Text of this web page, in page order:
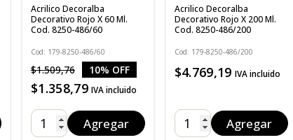
Acrilico Decoralba
Decorativo Rojo X 60 Ml.
Cod. 8250-486/60
Cod: 179-8250-486/60
$1.509,76 10% OFF
$1.358,79 IVA incluido
Agregar
Acrilico Decoralba
Decorativo Rojo X 200 Ml.
Cod. 8250-486/200
Cod: 179-8250-486/200
$4.769,19 IVA incluido
Agregar